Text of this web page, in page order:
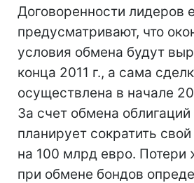
Договоренности лидеров
предусматривают, что
условия обмена будут
конца 2011 г., а сама
осуществлена в начале
За счет обмена
планирует сократить
на 100 млрд евро. Потери
при обмене бондов